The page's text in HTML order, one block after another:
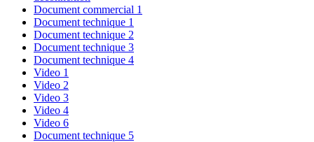
Document commercial 1
Document technique 1
Document technique 2
Document technique 3
Document technique 4
Video 1
Video 2
Video 3
Video 4
Video 6
Document technique 5